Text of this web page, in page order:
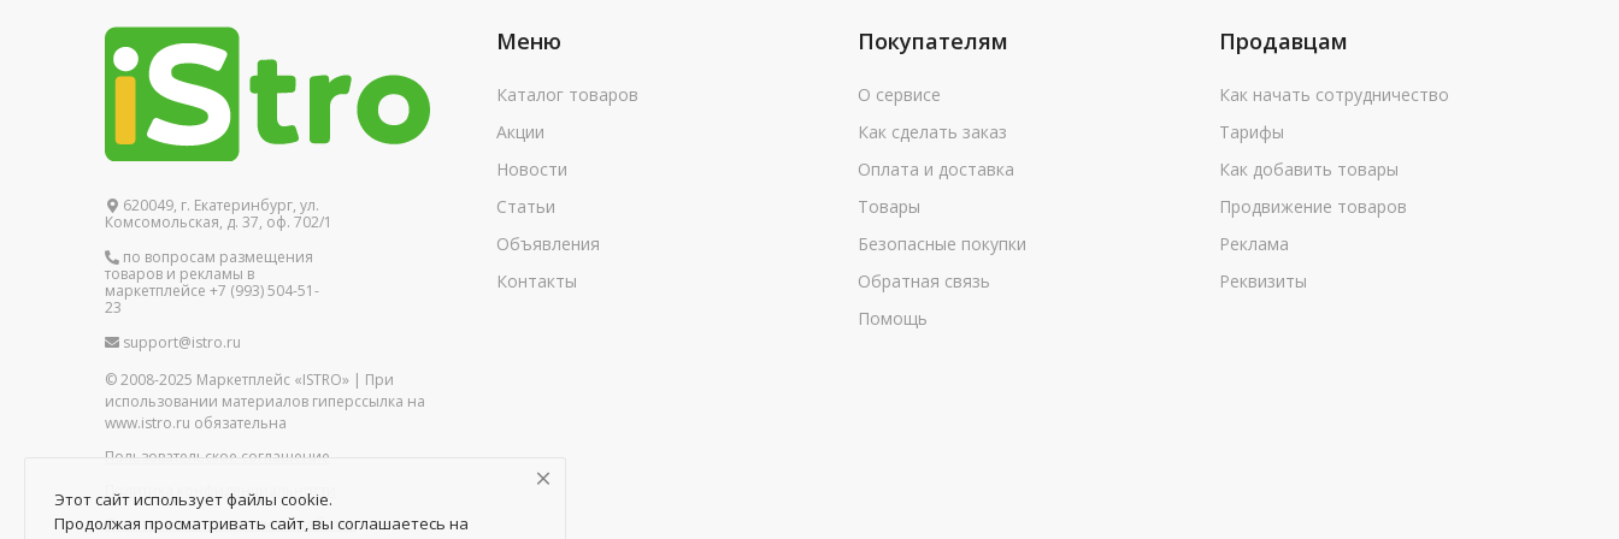
620049, г. Екатеринбург, ул.
Комсомольская, д. 37, оф. 702/1
по вопросам размещения
товаров и рекламы в
маркетплейсе +7 (993) 504-51-
23
support@istro.ru
© 2008-2025 Маркетплейс «ISTRO» | При
использовании материалов гиперссылка на
www.istro.ru обязательна
Пользовательское соглашение
Политика конфиденциальности
Политика в отношении обработки
Меню
Каталог товаров
Акции
Новости
Статьи
Объявления
Контакты
Покупателям
О сервисе
Как сделать заказ
Оплата и доставка
Товары
Безопасные покупки
Обратная связь
Помощь
Продавцам
Как начать сотрудничество
Тарифы
Как добавить товары
Продвижение товаров
Реклама
Реквизиты
Этот сайт использует файлы cookie.
Продолжая просматривать сайт, вы соглашаетесь на